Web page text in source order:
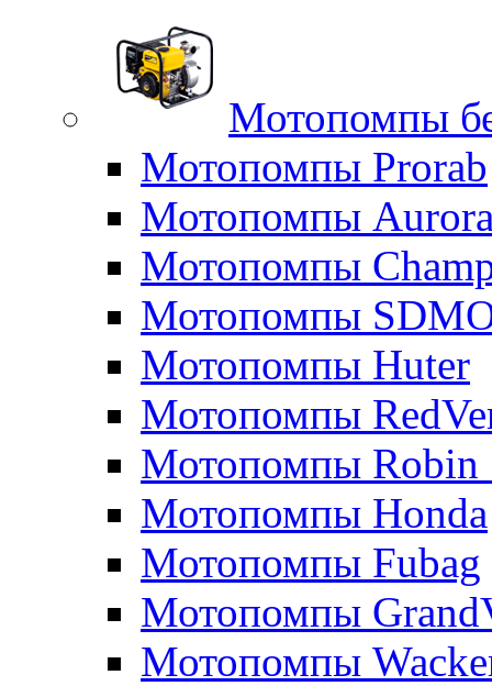
Мотопомпы
Мотопомпы Prorab
Мотопомпы
Мотопомпы
Мотопомпы
Мотопомпы Huter
Мотопомпы
Мотопомпы Robin
Мотопомпы Honda
Мотопомпы Fubag
Мотопомпы
Мотопомпы